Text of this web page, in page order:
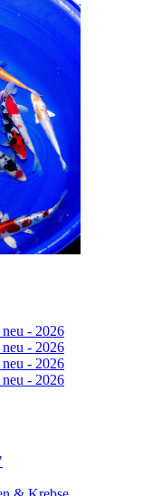
- 2026
- 2026
- 2026
- 2026